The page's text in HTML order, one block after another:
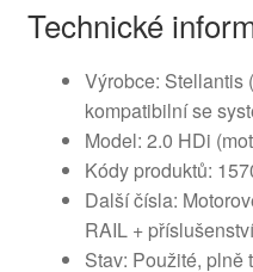
Technické
Výrobce: Stellantis
kompatibilní se
Model: 2.0 HDi
Kódy produktů:
Další čísla:
RAIL +
Stav: Použité, plně